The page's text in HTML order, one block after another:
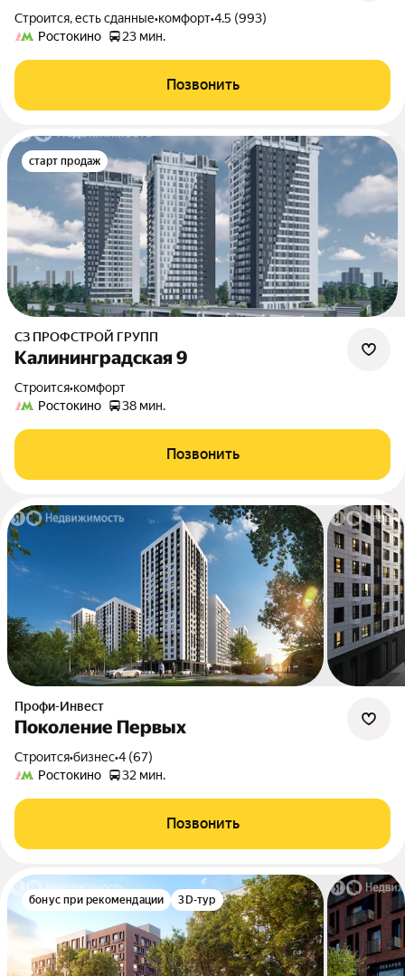
Строится, есть сданные•комфорт•4.5 (993)
Ростокино
23 мин.
Позвонить
старт продаж
СЗ ПРОФСТРОЙ ГРУПП
Калининградская 9
Строится•комфорт
Ростокино
38 мин.
Позвонить
Профи-Инвест
Поколение Первых
Строится•бизнес•4 (67)
Ростокино
32 мин.
Позвонить
бонус при рекомендации 3D-тур